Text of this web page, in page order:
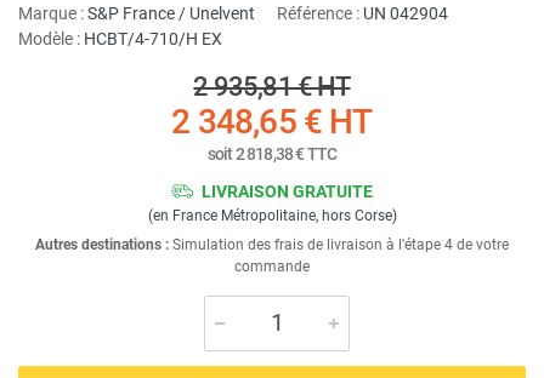
Marque :S&P France / Unelvent Référence : UN 042904
Modèle : HCBT/4-710/H EX
2 935,81 €HT
2 348,65 € HT
soit2 818,38 €TTC
LIVRAISON GRATUITE
(en France Métropolitaine, hors Corse)
Autres destinations : Simulation des frais de livraison à l'étape 4 de votre
commande